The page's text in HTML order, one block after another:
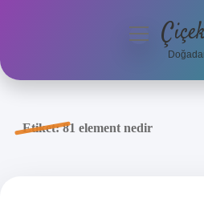
Anasayfa
menüyü
Etiket:81 element nedir